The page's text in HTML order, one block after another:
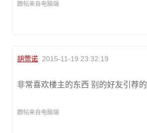
跟帖来自电脑端
胡莺诺 2015-11-19 23:32:19
非常喜欢楼主的东西 别的好友引荐的
跟帖来自电脑端